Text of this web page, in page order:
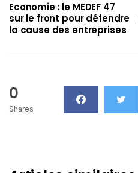
Economie : le MEDEF 47
sur le front pour défendre
la cause des entreprises
0
Shares